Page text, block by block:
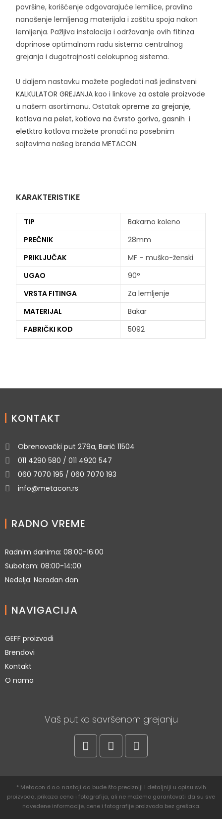
površine, korišćenje odgovarajuće lemilice, pravilno
nanošenje lemljenog materijala i zaštitu spoja nakon
lemljenja. Pažljiva instalacija i održavanje ovih fitinza
doprinose optimalnom radu sistema centralnog
grejanja i dugotrajnosti celokupnog sistema.
U daljem nastavku možete pogledati naš jedinstveni
KALKULATOR GREJANJA kao i linkove zaostale proizvode
u našem asortimanu. Ostatakopreme za grejanje,
kotlova na pelet,kotlova na čvrsto gorivo,gasnih i
eletktro kotlova možete pronaći na posebnim
sajtovima našeg brenda METACON.
KARAKTERISTIKE
TIP
Bakarno koleno
PREČNIK
28mm
PRIKLJUČAK
MF – muško-ženski
UGAO
90°
VRSTA FITINGA
Za lemljenje
MATERIJAL
Bakar
FABRIČKI KOD
5092
KONTAKT
Obrenovački put 279a, Barič 11504
011 4290 580 / 011 4920 547
060 7070 195 / 060 7070 193
info@metacon.rs
RADNO VREME
Radnim danima: 08:00-16:00
Subotom: 08:00-14:00
Nedelja: Neradan dan
NAVIGACIJA
GEFF proizvodi
Brendovi
Kontakt
O nama
Vaš put ka savršenom grejanju
* Metacon d.o.o. nastoji da bude što precizniji i detaljniji u opisu svih
proizvoda, prikaza cena i fotografija, ali ne možemo garantovati da su sve
navedene informacije, cene i fotografije proizvoda bez grešaka.